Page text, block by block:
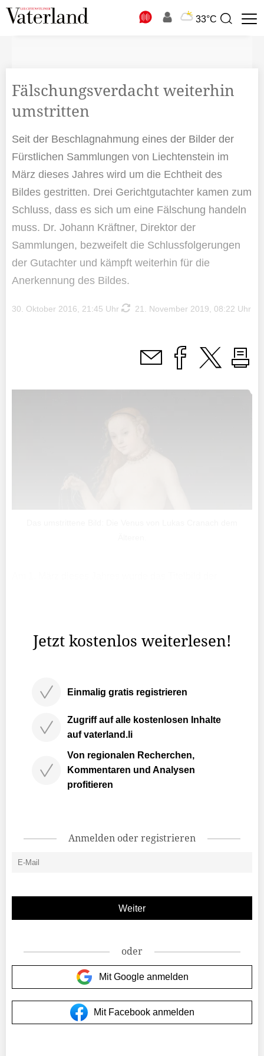
33°C
Suchbegriff
Fälschungsverdacht weiterhin
umstritten
Seit der Beschlagnahmung eines der Bilder der
Fürstlichen Sammlungen von Liechtenstein im
März dieses Jahres wird um die Echtheit des
Bildes gestritten. Drei Gerichtgutachter kamen zum
Schluss, dass es sich um eine Fälschung handeln
muss. Dr. Johann Kräftner, Direktor der
Sammlungen, bezweifelt die Schlussfolgerungen
der Gutachter und kämpft weiterhin für die
Anerkennung des Bildes.
30. Oktober 2016, 21:45 Uhr 21. November 2019, 08:22 Uhr
Jetzt kostenlos weiterlesen!
Einmalig gratis registrieren
Zugriff auf alle kostenlosen Inhalte
auf vaterland.li
Von regionalen Recherchen,
Kommentaren und Analysen
profitieren
Anmelden oder registrieren
oder
Mit Google anmelden
Mit Facebook anmelden